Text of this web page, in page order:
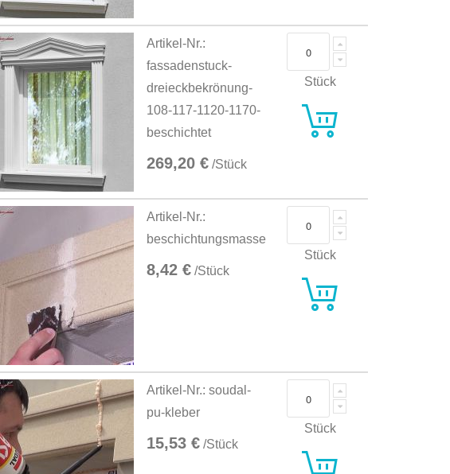
Artikel-Nr.:
fassadenstuck-
dreieckbekrönung-
108-117-1120-1170-
beschichtet
269,20 € /Stück
Stück
Artikel-Nr.:
beschichtungsmasse
8,42 € /Stück
Stück
Artikel-Nr.: soudal-
pu-kleber
15,53 € /Stück
Stück